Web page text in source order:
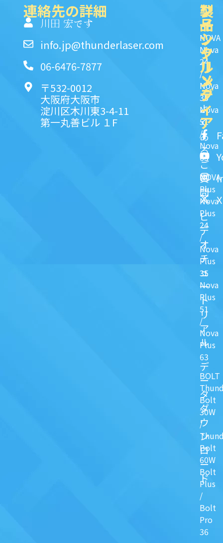
連絡先の詳細
川田 宏です
info.jp@thunderlaser.com
06-6476-7877
〒532-0012
大阪府大阪市
淀川区木川東3-4-11
第一丸善ビル １F
製
品
NOVA
Nova
24
/
Nova
35
Nova
51
/
Nova
63
NOVA
Plus
Nova
Plus
24
/
Nova
Plus
35
Nova
Plus
51
/
Nova
Plus
63
BOLT
Bolt
30W
/
Bolt
60W
Bolt
Plus
/
Bolt
Pro
36
ク
イ
ッ
ク
リ
ン
ク
よ
く
あ
る
ご
質
問
ビ
デ
オ
チ
ュ
一
ト
リ
ア
ル
デ
ー
タ
ダ
ウ
ン
ロ
ー
ド
ソ
一
シ
ャ
ル
メ
デ
ィ
ア
X